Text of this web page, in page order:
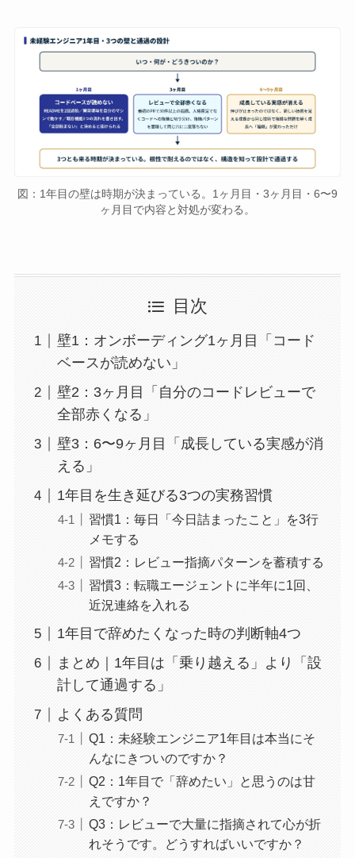
図：1年目の壁は時期が決まっている。1ヶ月目・3ヶ月目・6〜9
ヶ月目で内容と対処が変わる。
目次
壁1：オンボーディング1ヶ月目「コード
ベースが読めない」
壁2：3ヶ月目「自分のコードレビューで
全部赤くなる」
壁3：6〜9ヶ月目「成長している実感が消
える」
1年目を生き延びる3つの実務習慣
習慣1：毎日「今日詰まったこと」を3行
メモする
習慣2：レビュー指摘パターンを蓄積する
習慣3：転職エージェントに半年に1回、
近況連絡を入れる
1年目で辞めたくなった時の判断軸4つ
まとめ｜1年目は「乗り越える」より「設
計して通過する」
よくある質問
Q1：未経験エンジニア1年目は本当にそ
んなにきついのですか？
Q2：1年目で「辞めたい」と思うのは甘
えですか？
Q3：レビューで大量に指摘されて心が折
れそうです。どうすればいいですか？